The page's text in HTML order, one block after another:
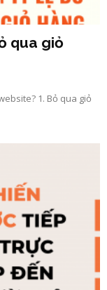
qua giỏ
1. Bỏ qua giỏ